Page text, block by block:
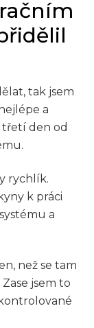
tak jsem
a
třetí den od
rychlík.
k práci
a
než se tam
jsem to